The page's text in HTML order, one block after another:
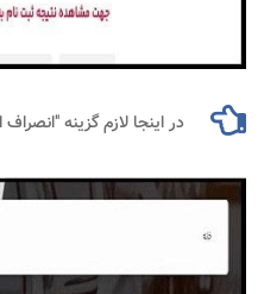
در اینجا لازم گزینه